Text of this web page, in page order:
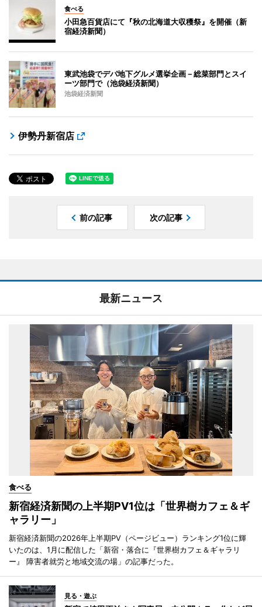
食べる
小田急百貨店にて『秋の北海道大収穫祭』を開催（新
宿経済新聞）
東武池袋でデパ地下グルメ選挙企画－総菜部門とスイ
ーツ部門で（池袋経済新聞）
池袋経済新聞
伊勢丹新宿店
前の記事 次の記事
最新ニュース
食べる
新宿経済新聞の上半期PV1位は「世界樹カフェ＆ギ
ャラリー」
新宿経済新聞の2026年上半期PV（ページビュー）ランキング1位に輝
いたのは、1月に配信した「新宿・落合に『世界樹カフェ＆ギャラリ
ー』 障害者就労と地域交流の場」の記事だった。
見る・遊ぶ